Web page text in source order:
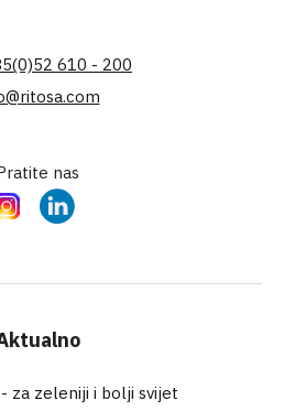
610 - 200
nas
LinkedIn
za zeleniji i bolji svijet